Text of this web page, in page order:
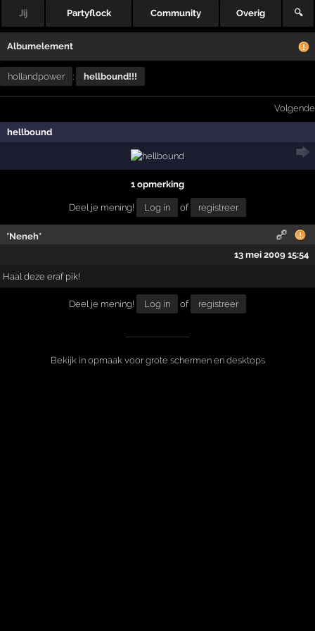
Jij Partyflock Community Overig 🔍
Albumelement
hollandpower : hellbound!!!
Volgende
hellbound
1 opmerking
Deel je mening! Log in of registreer
*Neneh*
13 mei 2009 15:54
Haal deze eraf pik!
Deel je mening! Log in of registreer
Bekijk in opmaak voor grote schermen en desktops